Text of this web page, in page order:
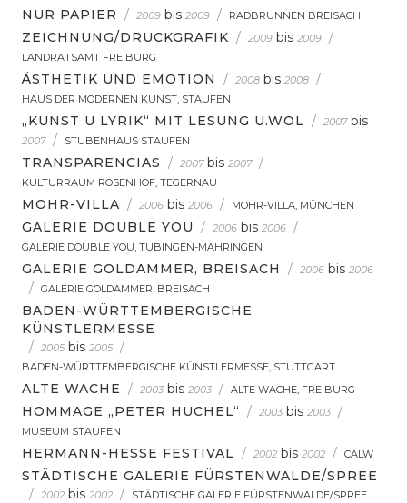
NUR PAPIER / 2009 bis 2009 / RADBRUNNEN BREISACH
ZEICHNUNG/DRUCKGRAFIK / 2009 bis 2009 /
LANDRATSAMT FREIBURG
ÄSTHETIK UND EMOTION / 2008 bis 2008 /
HAUS DER MODERNEN KUNST, STAUFEN
„KUNST U LYRIK“ MIT LESUNG U.WOL / 2007 bis
2007 / STUBENHAUS STAUFEN
TRANSPARENCIAS / 2007 bis 2007 /
KULTURRAUM ROSENHOF, TEGERNAU
MOHR-VILLA / 2006 bis 2006 / MOHR-VILLA, MÜNCHEN
GALERIE DOUBLE YOU / 2006 bis 2006 /
GALERIE DOUBLE YOU, TÜBINGEN-MÄHRINGEN
GALERIE GOLDAMMER, BREISACH / 2006 bis 2006
/ GALERIE GOLDAMMER, BREISACH
BADEN-WÜRTTEMBERGISCHE
KÜNSTLERMESSE
/ 2005 bis 2005 /
BADEN-WÜRTTEMBERGISCHE KÜNSTLERMESSE, STUTTGART
ALTE WACHE / 2003 bis 2003 / ALTE WACHE, FREIBURG
HOMMAGE „PETER HUCHEL“ / 2003 bis 2003 /
MUSEUM STAUFEN
HERMANN-HESSE FESTIVAL / 2002 bis 2002 / CALW
STÄDTISCHE GALERIE FÜRSTENWALDE/SPREE
/ 2002 bis 2002 / STÄDTISCHE GALERIE FÜRSTENWALDE/SPREE